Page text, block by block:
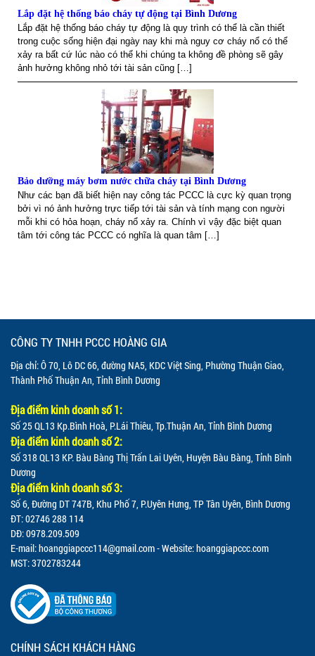
Lắp đặt hệ thống báo cháy tự động tại Bình Dương
Lắp đặt hệ thống báo cháy tự động là quy trình có thể là cần thiết
trong cuộc sống hiện đại ngày nay khi mà nguy cơ cháy nổ có thể
xảy ra bất cứ lúc nào có thể khi chúng ta không đề phòng sẽ gây
ảnh hưởng không nhỏ tới tài sản cũng […]
Bảo dưỡng máy bơm nước chữa cháy tại Bình Dương
Như các bạn đã biết hiện nay công tác PCCC là cực kỳ quan trọng
bởi vì nó ảnh hưởng trực tiếp tới tài sản và tính mạng con người
mỗi khi có hỏa hoạn, cháy nổ xảy ra. Chính vì vậy đặc biệt quan
tâm tới công tác PCCC có nghĩa là quan tâm […]
CÔNG TY TNHH PCCC HOÀNG GIA
Địa chỉ: Ô 70, Lô DC 66, đường NA5, KDC Việt Sing, Phường Thuận Giao,
Thành Phố Thuận An, Tỉnh Bình Dương
Địa điểm kinh doanh số 1:
Số 25 QL13 Kp.Bình Hoà, P.Lái Thiêu, Tp.Thuận An, Tỉnh Bình Dương
Địa điểm kinh doanh số 2:
Số 318 QL13 KP. Bàu Bàng Thị Trấn Lai Uyên, Huyện Bàu Bàng, Tỉnh Bình
Dương
Địa điểm kinh doanh số 3:
Số 6, Đường DT 747B, Khu Phố 7, P.Uyên Hưng, TP Tân Uyên, Bình Dương
ĐT: 02746 288 114
DĐ: 0978.209.509
E-mail:hoanggiapccc114@gmail.com- Website: hoanggiapccc.com
MST: 3702783244
CHÍNH SÁCH KHÁCH HÀNG